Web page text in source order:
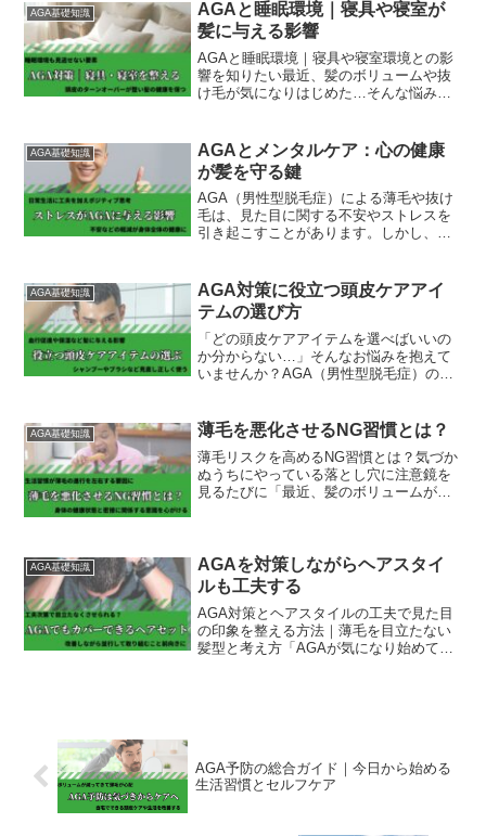
給することで、AGAの進行を緩やかにす
る可能性があります。本記...
AGA基礎知識
AGAと睡眠環境｜寝具や寝室が
髪に与える影響
AGAと睡眠環境｜寝具や寝室環境との影
響を知りたい最近、髪のボリュームや抜
け毛が気になりはじめた…そんな悩みを
レス、遺伝などが関係しているとよく言
われますが、実は「睡眠環...
AGA基礎知識
AGAとメンタルケア：心の健康
が髪を守る鍵
AGA（男性型脱毛症）による薄毛や抜け
毛は、見た目に関する不安やストレスを
引き起こすことがあります。しかし、ス
メンタルケアも対策の一環として重要で
す。本記事では、AG...
AGA基礎知識
AGA対策に役立つ頭皮ケアアイ
テムの選び方
「どの頭皮ケアアイテムを選べばいいの
か分からない…」そんなお悩みを抱えて
いませんか？AGA（男性型脱毛症）の対
非常に重要です。本記事では、頭皮ケア
アイテムを選ぶ際のポイ...
AGA基礎知識 薄毛を悪化させるNG習慣とは？
薄毛リスクを高めるNG習慣とは？気づか
ぬうちにやっている落とし穴に注意鏡を
見るたびに「最近、髪のボリュームが減
習慣が薄毛の進行を左右...
AGA基礎知識
AGAを対策しながらヘアスタイ
ルも工夫する
AGA対策とヘアスタイルの工夫で見た目
の印象を整える方法｜薄毛を目立たない
髪型と考え方「AGAが気になり始めて、
AGA予防の総合ガイド｜今日から始める
生活習慣とセルフケア